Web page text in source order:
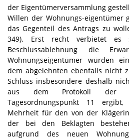
der Eigentümerversammlung
Willen der Wohnungs-eigentümer
das Gegenteil des Antrags zu
349). Erst recht verbietet es
Beschlussablehnung die
Wohnungseigentümer würden
dem abgelehnten ebenfalls nicht
Schluss insbesondere deshalb
aus dem Protokoll der
Tagesordnungspunkt 11
Mehrheit für den von der
der bei den Beklagten
aufgrund des neuen